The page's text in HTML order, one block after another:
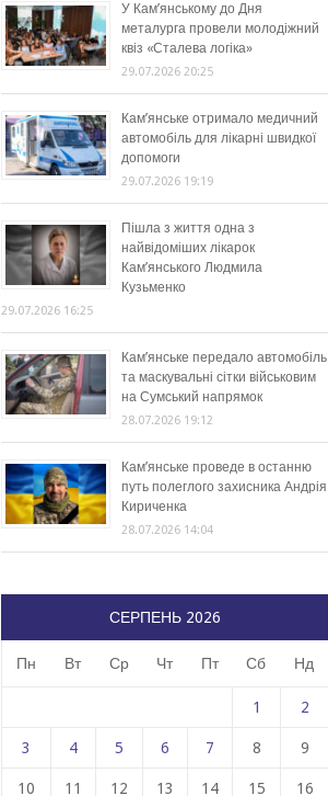
У Кам’янському до Дня
металурга провели молодіжний
квіз «Сталева логіка»
29.07.2026 20:25
Кам’янське отримало медичний
автомобіль для лікарні швидкої
допомоги
29.07.2026 19:19
Пішла з життя одна з
найвідоміших лікарок
Кам’янського Людмила
Кузьменко
29.07.2026 16:25
Кам’янське передало автомобіль
та маскувальні сітки військовим
на Сумський напрямок
28.07.2026 19:12
Кам’янське проведе в останню
путь полеглого захисника Андрія
Кириченка
28.07.2026 14:04
СЕРПЕНЬ 2026
Пн Вт Ср Чт Пт Сб Нд
1 2
3 4 5 6 7 8 9
10 11 12 13 14 15 16